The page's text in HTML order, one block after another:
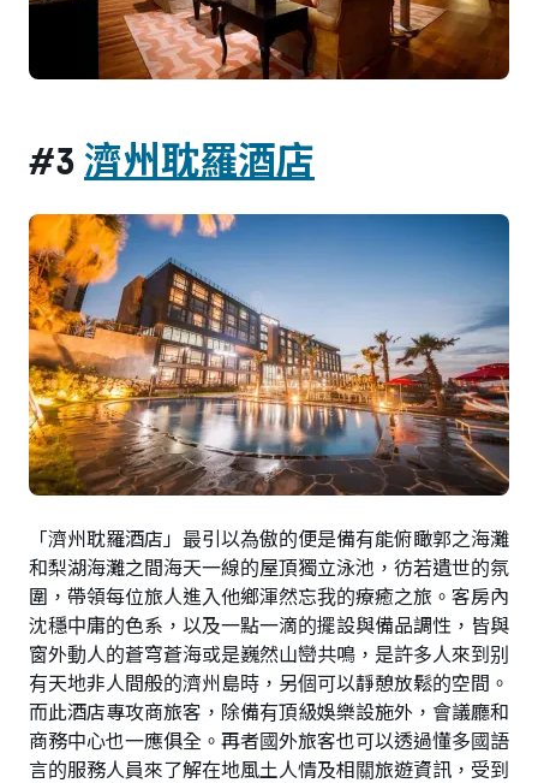
#3 濟州耽羅酒店
「濟州耽羅酒店」最引以為傲的便是備有能俯瞰郭之海灘
和梨湖海灘之間海天一線的屋頂獨立泳池，彷若遺世的氛
圍，帶領每位旅人進入他鄉渾然忘我的療癒之旅。客房內
沈穩中庸的色系，以及一點一滴的擺設與備品調性，皆與
窗外動人的蒼穹蒼海或是巍然山巒共鳴，是許多人來到别
有天地非人間般的濟州島時，另個可以靜憩放鬆的空間。
而此酒店專攻商旅客，除備有頂級娛樂設施外，會議廳和
商務中心也一應俱全。再者國外旅客也可以透過懂多國語
言的服務人員來了解在地風土人情及相關旅遊資訊，受到